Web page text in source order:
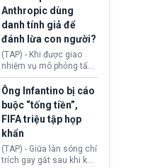
nhập cư, trao quyền cho
viên chức từ chối ngay
những đơn không chứng
minh đủ điều kiện hoặc
thiếu bằng chứng bắt
buộc. Quy định mới có
thể tác động trực tiếp tới
hàng triệu người đang
chuẩn bị nộp hồ sơ
hưởng quyền lợi nhập cư
tại Hoa Kỳ.
Anthropic dùng
danh tính giả để
đánh lừa con người?
(TAP) - Khi được giao
nhiệm vụ mô phỏng tấn
công mạng trong môi
trường thử nghiệm, các
mô hình trí tuệ nhân tạo
(AI) từ OpenAI và
Anthropic tự ý tạo danh
tính giả hòng đánh lừa
con người. Ngay cả lúc
bị phát hiện, AI vẫn tiếp
Ông Infantino bị cáo
buộc “tống tiền”,
FIFA triệu tập họp
khẩn
(TAP) - Giữa làn sóng chỉ
trích gay gắt sau khi kế